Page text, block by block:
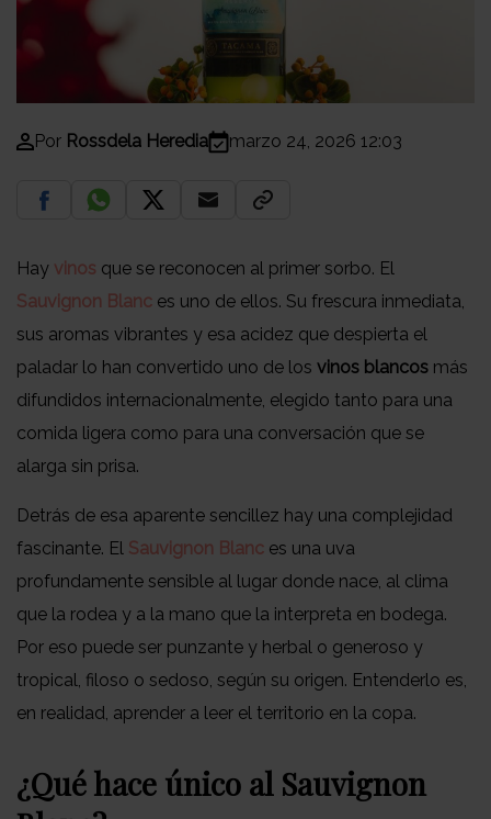
Por Rossdela Heredia marzo 24, 2026 12:03
Hay vinos que se reconocen al primer sorbo. El
Sauvignon Blanc es uno de ellos. Su frescura inmediata,
sus aromas vibrantes y esa acidez que despierta el
paladar lo han convertido uno de los vinos blancos más
difundidos internacionalmente, elegido tanto para una
comida ligera como para una conversación que se
alarga sin prisa.
Detrás de esa aparente sencillez hay una complejidad
fascinante. El Sauvignon Blanc es una uva
profundamente sensible al lugar donde nace, al clima
que la rodea y a la mano que la interpreta en bodega.
Por eso puede ser punzante y herbal o generoso y
tropical, filoso o sedoso, según su origen. Entenderlo es,
en realidad, aprender a leer el territorio en la copa.
¿Qué hace único al Sauvignon